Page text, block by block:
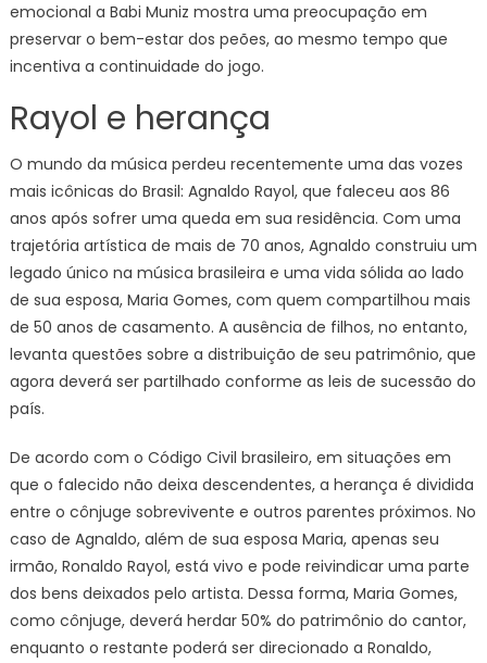
emocional a Babi Muniz mostra uma preocupação em
preservar o bem-estar dos peões, ao mesmo tempo que
incentiva a continuidade do jogo.
Rayol e herança
O mundo da música perdeu recentemente uma das vozes
mais icônicas do Brasil: Agnaldo Rayol, que faleceu aos 86
anos após sofrer uma queda em sua residência. Com uma
trajetória artística de mais de 70 anos, Agnaldo construiu um
legado único na música brasileira e uma vida sólida ao lado
de sua esposa, Maria Gomes, com quem compartilhou mais
de 50 anos de casamento. A ausência de filhos, no entanto,
levanta questões sobre a distribuição de seu patrimônio, que
agora deverá ser partilhado conforme as leis de sucessão do
país.
De acordo com o Código Civil brasileiro, em situações em
que o falecido não deixa descendentes, a herança é dividida
entre o cônjuge sobrevivente e outros parentes próximos. No
caso de Agnaldo, além de sua esposa Maria, apenas seu
irmão, Ronaldo Rayol, está vivo e pode reivindicar uma parte
dos bens deixados pelo artista. Dessa forma, Maria Gomes,
como cônjuge, deverá herdar 50% do patrimônio do cantor,
enquanto o restante poderá ser direcionado a Ronaldo,